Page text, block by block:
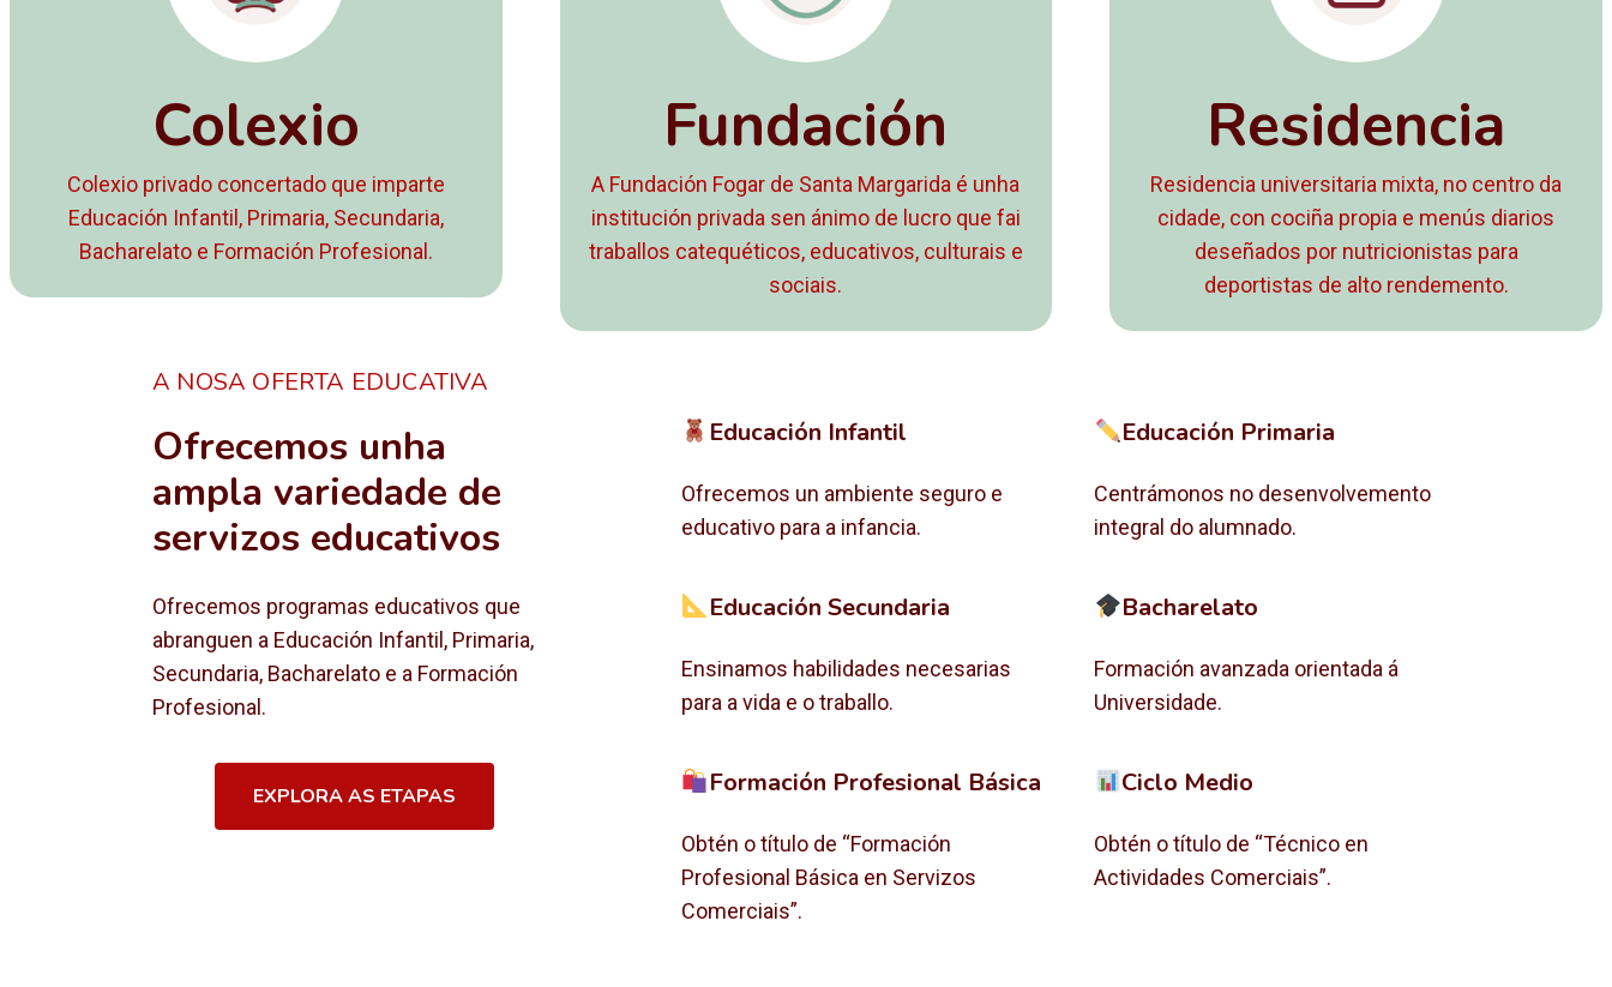
Colexio
Colexio privado concertado que imparte
Educación Infantil, Primaria, Secundaria,
Bacharelato e Formación Profesional.
Fundación
A Fundación Fogar de Santa Margarida é unha
institución privada sen ánimo de lucro que fai
traballos catequéticos, educativos, culturais e
sociais.
Residencia
Residencia universitaria mixta, no centro da
cidade, con cociña propia e menús diarios
deseñados por nutricionistas para
deportistas de alto rendemento.
A NOSA OFERTA EDUCATIVA
Ofrecemos unha
ampla variedade de
servizos educativos
Ofrecemos programas educativos que
abranguen a Educación Infantil, Primaria,
Secundaria, Bacharelato e a Formación
Profesional.
EXPLORA AS ETAPAS
Educación Infantil
Ofrecemos un ambiente seguro e
educativo para a infancia.
Educación Primaria
Centrámonos no desenvolvemento
integral do alumnado.
Educación Secundaria
Ensinamos habilidades necesarias
para a vida e o traballo.
Bacharelato
Formación avanzada orientada á
Universidade.
Formación Profesional Básica
Obtén o título de “Formación
Profesional Básica en Servizos
Comerciais”.
Ciclo Medio
Obtén o título de “Técnico en
Actividades Comerciais”.